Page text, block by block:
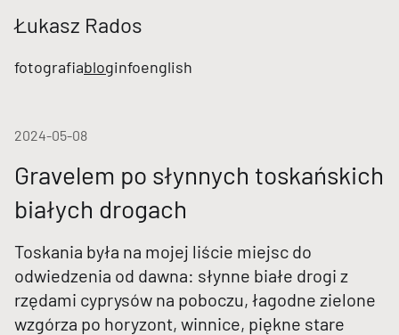
Łukasz Rados
fotografiabloginfoenglish
2024-05-08
Gravelem po słynnych toskańskich
białych drogach
Toskania była na mojej liście miejsc do
odwiedzenia od dawna: słynne białe drogi z
rzędami cyprysów na poboczu, łagodne zielone
wzgórza po horyzont, winnice, piękne stare